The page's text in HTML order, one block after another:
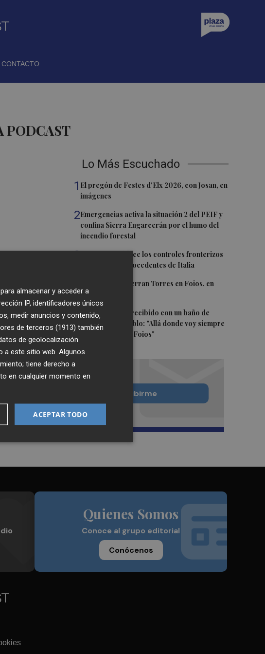
CONTACTO
PODCAST
Lo Más Escuchado
1 El pregón de Festes d'Elx 2026, con Josan, en
imágenes
2Emergencias activa la situación 2 del PEIF y
confina Sierra Engarcerán por el humo del
incendio forestal
3España restablece los controles fronterizos
a los viajeros procedentes de Italia
El homenaje a Ferran Torres en Foios, en
imágenes
5Ferran Torres, recibido con un baño de
masas en su pueblo: "Allá donde voy siempre
digo que soy de Foios"
Quiero suscribirme
Quienes Somos
Conoce al grupo editorial
Conócenos
almacenar y acceder a
IP, identificadores únicos
medir anuncios y contenido,
de terceros (1913) también
de geolocalización
a este sitio web. Algunos
tiene derecho a
en cualquier momento en
ACEPTAR TODO